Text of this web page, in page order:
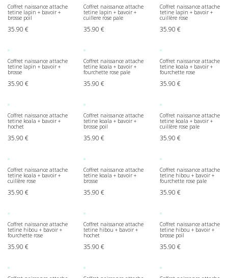
Coffret naissance attache
tetine lapin + bavoir +
brosse poil
35.90 €
Coffret naissance attache
tetine lapin + bavoir +
cuillere rose pale
35.90€
Coffret naissance attache
tetine lapin + bavoir +
cuillère rose
35.90 €
Coffret naissance attache
tetine lapin + bavoir +
brosse
35.90 €
Coffret naissance attache
tetine koala + bavoir +
fourchette rose pale
35.90€
Coffret naissance attache
tetine koala + bavoir +
fourchette rose
35.90 €
Coffret naissance attache
tetine koala + bavoir +
hochet
35.90 €
Coffret naissance attache
tetine koala + bavoir +
brosse poil
35.90€
Coffret naissance attache
tetine koala + bavoir +
cuillère rose pale
35.90 €
Coffret naissance attache
tetine koala + bavoir +
cuillère rose
35.90 €
Coffret naissance attache
tetine koala + bavoir +
brosse
35.90€
Coffret naissance attache
tetine hibou + bavoir +
fourchette rose pale
35.90 €
Coffret naissance attache
tetine hibou + bavoir +
fourchette rose
35.90 €
Coffret naissance attache
tetine hibou + bavoir +
hochet
35.90€
Coffret naissance attache
tetine hibou + bavoir +
brosse poil
35.90 €